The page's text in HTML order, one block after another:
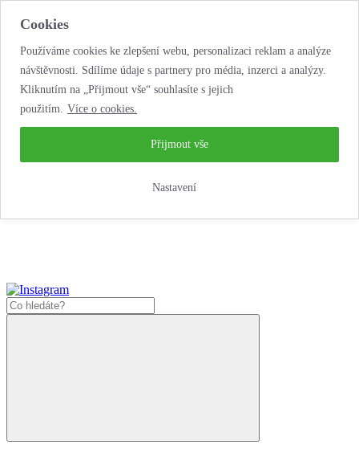
Cookies
Používáme cookies ke zlepšení webu, personalizaci reklam a analýze
návštěvnosti. Sdílíme údaje s partnery pro média, inzerci a analýzy.
Kliknutím na „Přijmout vše“ souhlasíte s jejich
použitím. Více o cookies.
Nastavení
Přijmout vše
...neobyčejná jízda životem!